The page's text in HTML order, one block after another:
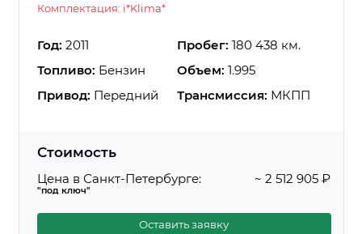
Комплектация: i*Klima*
Год: 2011 Пробег: 180 438 км.
Топливо: Бензин Объем: 1.995
Привод: Передний Трансмиссия: МКПП
Стоимость
Цена в Санкт-Петербурге:
"под ключ"
~ 2 512 905 ₽
Оставить заявку